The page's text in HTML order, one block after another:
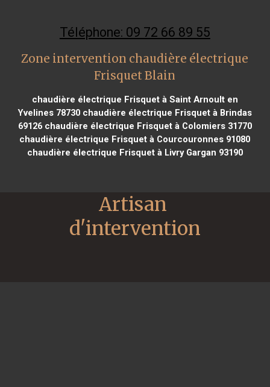
Téléphone: 09 72 66 89 55
Zone intervention chaudière électrique
Frisquet Blain
chaudière électrique Frisquet à Saint Arnoult en
Yvelines 78730chaudière électrique Frisquet à Brindas
69126chaudière électrique Frisquet à Colomiers 31770
chaudière électrique Frisquet à Courcouronnes 91080
chaudière électrique Frisquet à Livry Gargan 93190
Artisan
d'intervention